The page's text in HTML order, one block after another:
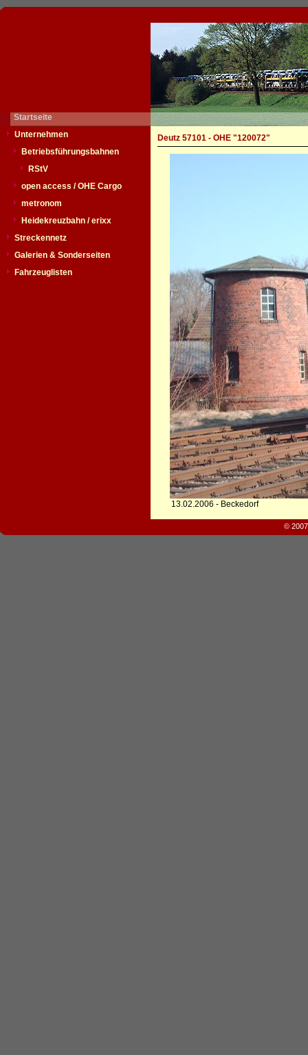
Startseite
Unternehmen
Betriebsführungsbahnen
RStV
open access / OHE Cargo
metronom
Heidekreuzbahn / erixx
Streckennetz
Galerien & Sonderseiten
Fahrzeuglisten
Deutz 57101 - OHE "120072"
13.02.2006 - Beckedorf
©